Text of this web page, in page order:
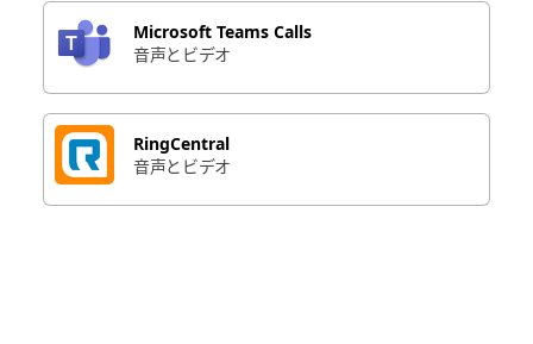
Microsoft Teams Calls
音声とビデオ
RingCentral
音声とビデオ